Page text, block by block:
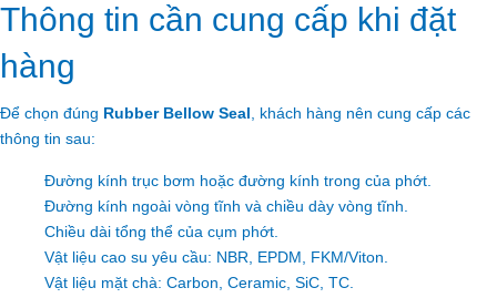
Thông tin cần cung cấp khi đặt
hàng
Để chọn đúng Rubber Bellow Seal , khách hàng nên cung cấp các
thông tin sau:
Đường kính trục bơm hoặc đường kính trong của phớt.
Đường kính ngoài vòng tĩnh và chiều dày vòng tĩnh.
Chiều dài tổng thể của cụm phớt.
Vật liệu cao su yêu cầu: NBR, EPDM, FKM/Viton.
Vật liệu mặt chà: Carbon, Ceramic, SiC, TC.